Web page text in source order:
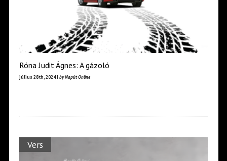
Róna Judit Ágnes: A gázoló
július 28th, 2024 | by Napút Online
Vers